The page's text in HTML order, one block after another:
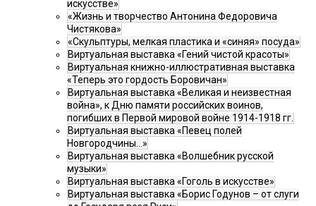
искусстве»
«Жизнь и творчество Антонина Федоровича
Чистякова»
«Скульптуры, мелкая пластика и «синяя» посуда»
Виртуальная выставка «Гений чистой красоты»
Виртуальная книжно-иллюстративная выставка
«Теперь это гордость Боровичан»
Виртуальная выставка «Великая и неизвестная
война», к Дню памяти российских воинов,
погибших в Первой мировой войне 1914-1918 гг.
Виртуальная выставка «Певец полей
Новгородчины…»
Виртуальная выставка «Волшебник русской
музыки»
Виртуальная выставка «Гоголь в искусстве»
Виртуальная выставка «Борис Годунов – от слуги